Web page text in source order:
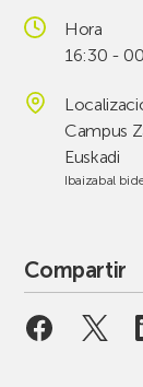
Hora
16:30 -
Campus
Euskadi
Ibaizabal
Compartir